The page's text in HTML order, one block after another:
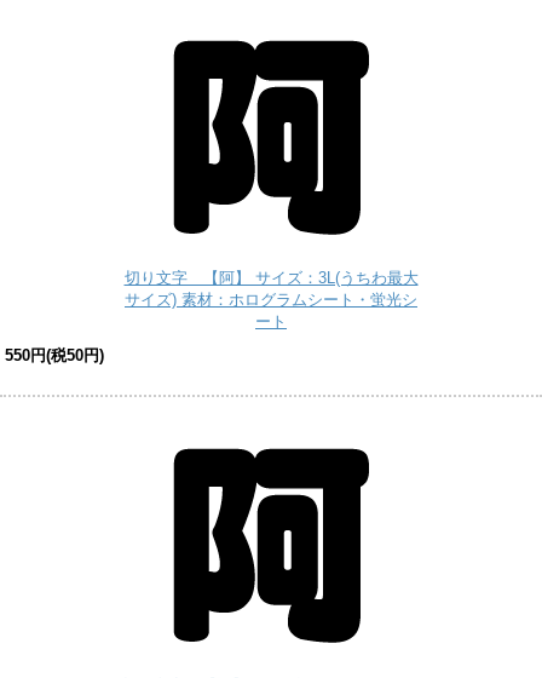
切り文字 【阿】 サイズ：3L(うちわ最大
サイズ) 素材：ホログラムシート・蛍光シ
ート
550円(税50円)